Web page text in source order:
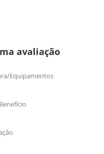
avaliação
Equipamentos